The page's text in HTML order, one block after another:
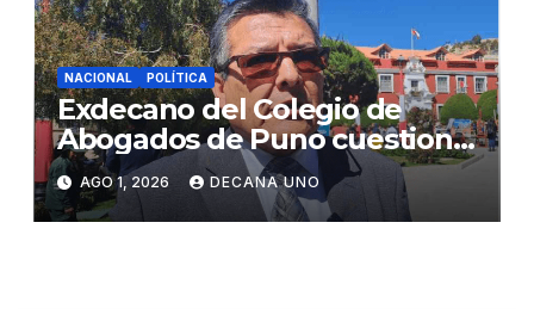
NACIONAL POLÍTICA
Exdecano del Colegio de
Abogados de Puno cuestiona
propuestas sobre seguridad
ciudadana
AGO 1, 2026 DECANA UNO